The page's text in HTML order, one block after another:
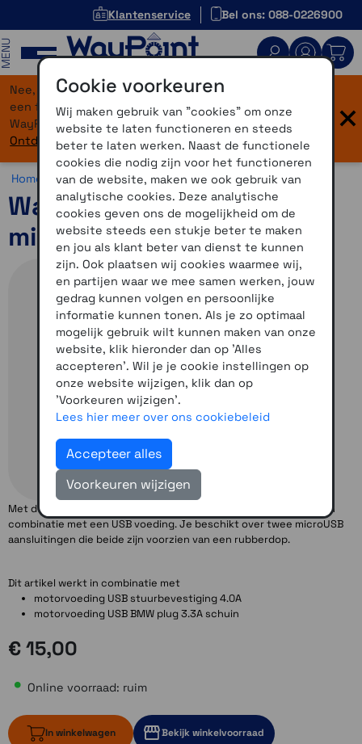
Klantenservice Bel ons: 088-0226900
Nee, je bent niet verdwaald! Onze website heeft
een flinke upgrade gekregen. Dezelfde vertrouwde
WayPoint-service, maar dan in een modern jasje.
Ontdek hier wat er allemaal nieuw is.
×
Home >Motor >Smartphone > USB voeding
Waterdichte kabelset 2x
micro USB
Met deze kabelset beschik je over een waterdichte aansluiting in
combinatie met een USB voeding. Je beschikt over twee microUSB
aansluitingen die beide zijn voorzien van een rubberdop.
Dit artikel werkt in combinatie met
motorvoeding USB stuurbevestiging 4.0A
motorvoeding USB BMW plug 3.3A schuin
€ 15,00
Online voorraad: ruim
In winkelwagen Bekijk winkelvoorraad
Cookie voorkeuren
Wij maken gebruik van "cookies" om onze
website te laten functioneren en steeds
beter te laten werken. Naast de functionele
cookies die nodig zijn voor het functioneren
van de website, maken we ook gebruik van
analytische cookies. Deze analytische
cookies geven ons de mogelijkheid om de
website steeds een stukje beter te maken
en jou als klant beter van dienst te kunnen
zijn. Ook plaatsen wij cookies waarmee wij,
en partijen waar we mee samen werken, jouw
gedrag kunnen volgen en persoonlijke
informatie kunnen tonen. Als je zo optimaal
mogelijk gebruik wilt kunnen maken van onze
website, klik hieronder dan op 'Alles
accepteren'. Wil je je cookie instellingen op
onze website wijzigen, klik dan op
'Voorkeuren wijzigen'.
Lees hier meer over ons cookiebeleid
Accepteer alles
Voorkeuren wijzigen